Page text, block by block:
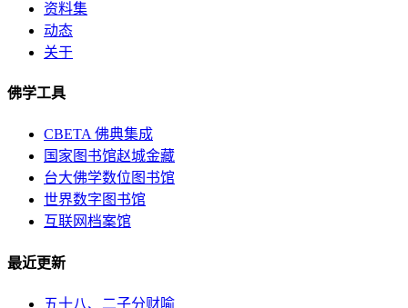
资料集
动态
关于
佛学工具
CBETA 佛典集成
国家图书馆赵城金藏
台大佛学数位图书馆
世界数字图书馆
互联网档案馆
最近更新
五十八、二子分财喻